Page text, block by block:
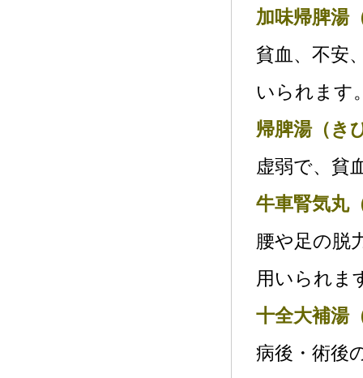
加味帰脾湯
貧血、不安
いられます
帰脾湯（き
虚弱で、貧
牛車腎気丸
腰や足の脱
用いられま
十全大補湯
病後・術後